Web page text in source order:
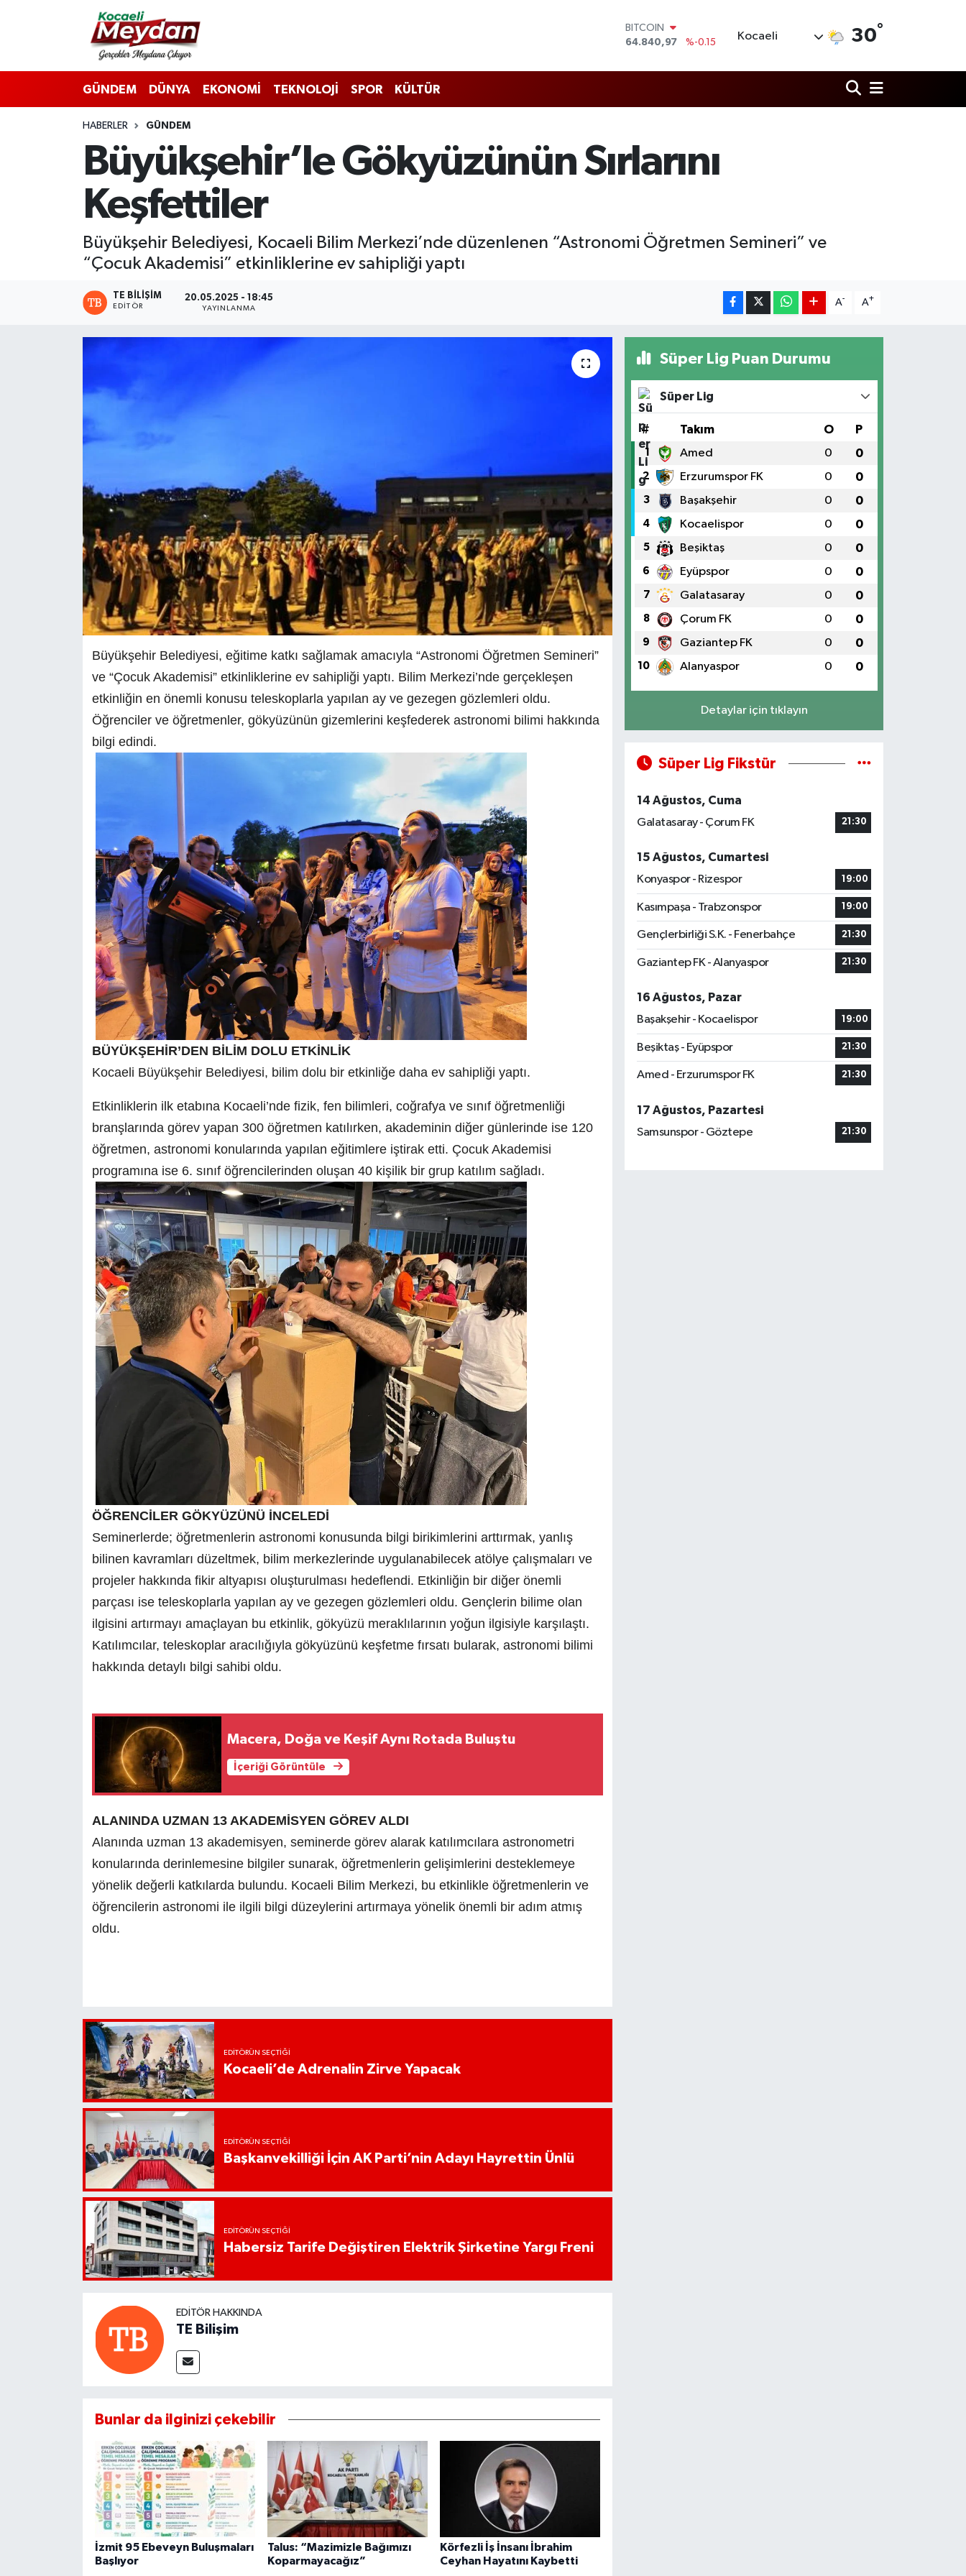
DOLAR
47,7436
%0.18
55,2510
%0.32
BİST100
13.779
%-14
BITCOIN
Kocaeli 30°
GÜNDEM DÜNYA EKONOMİ TEKNOLOJİ SPOR KÜLTÜR
HABERLER GÜNDEM
Büyükşehir’le Gökyüzünün Sırlarını
Keşfettiler
Büyükşehir Belediyesi, Kocaeli Bilim Merkezi’nde düzenlenen “Astronomi Öğretmen Semineri” ve
“Çocuk Akademisi” etkinliklerine ev sahipliği yaptı
TE BILIŞIM
EDITÖR
20.05.2025 - 18:45
YAYINLANMA
A- A+
Büyükşehir Belediyesi, eğitime katkı sağlamak amacıyla “Astronomi Öğretmen Semineri”
ve “Çocuk Akademisi” etkinliklerine ev sahipliği yaptı. Bilim Merkezi’nde gerçekleşen
etkinliğin en önemli konusu teleskoplarla yapılan ay ve gezegen gözlemleri oldu.
Öğrenciler ve öğretmenler, gökyüzünün gizemlerini keşfederek astronomi bilimi hakkında
bilgi edindi.
BÜYÜKŞEHİR’DEN BİLİM DOLU ETKİNLİK
Kocaeli Büyükşehir Belediyesi, bilim dolu bir etkinliğe daha ev sahipliği yaptı.
Etkinliklerin ilk etabına Kocaeli’nde fizik, fen bilimleri, coğrafya ve sınıf öğretmenliği
branşlarında görev yapan 300 öğretmen katılırken, akademinin diğer günlerinde ise 120
öğretmen, astronomi konularında yapılan eğitimlere iştirak etti. Çocuk Akademisi
programına ise 6. sınıf öğrencilerinden oluşan 40 kişilik bir grup katılım sağladı.
ÖĞRENCİLER GÖKYÜZÜNÜ İNCELEDİ
Seminerlerde; öğretmenlerin astronomi konusunda bilgi birikimlerini arttırmak, yanlış
bilinen kavramları düzeltmek, bilim merkezlerinde uygulanabilecek atölye çalışmaları ve
projeler hakkında fikir altyapısı oluşturulması hedeflendi. Etkinliğin bir diğer önemli
parçası ise teleskoplarla yapılan ay ve gezegen gözlemleri oldu. Gençlerin bilime olan
ilgisini artırmayı amaçlayan bu etkinlik, gökyüzü meraklılarının yoğun ilgisiyle karşılaştı.
Katılımcılar, teleskoplar aracılığıyla gökyüzünü keşfetme fırsatı bularak, astronomi bilimi
hakkında detaylı bilgi sahibi oldu.
Macera, Doğa ve Keşif Aynı Rotada Buluştu
İçeriği Görüntüle
ALANINDA UZMAN 13 AKADEMİSYEN GÖREV ALDI
Alanında uzman 13 akademisyen, seminerde görev alarak katılımcılara astronometri
konularında derinlemesine bilgiler sunarak, öğretmenlerin gelişimlerini desteklemeye
yönelik değerli katkılarda bulundu. Kocaeli Bilim Merkezi, bu etkinlikle öğretmenlerin ve
öğrencilerin astronomi ile ilgili bilgi düzeylerini artırmaya yönelik önemli bir adım atmış
oldu.
EDITÖRÜN SEÇTIĞI
Kocaeli’de Adrenalin Zirve Yapacak
EDITÖRÜN SEÇTIĞI
Başkanvekilliği İçin AK Parti’nin Adayı Hayrettin Ünlü
EDITÖRÜN SEÇTIĞI
Habersiz Tarife Değiştiren Elektrik Şirketine Yargı Freni
EDITÖR HAKKINDA
TE Bilişim
Bunlar da ilginizi çekebilir
İzmit 95 Ebeveyn Buluşmaları
Başlıyor
Talus: “Mazimizle Bağımızı
Koparmayacağız”
Körfezli İş İnsanı İbrahim
Ceyhan Hayatını Kaybetti
Süper Lig Puan Durumu
Süper Lig
# Takım O P
1 Amed 0 0
2 Erzurumspor FK 0 0
3 Başakşehir 0 0
4 Kocaelispor 0 0
5 Beşiktaş 0 0
6 Eyüpspor 0 0
7 Galatasaray 0 0
8 Çorum FK 0 0
9 Gaziantep FK 0 0
10 Alanyaspor 0 0
Detaylar için tıklayın
Süper Lig Fikstür
14 Ağustos, Cuma
Galatasaray - Çorum FK
21:30
15 Ağustos, Cumartesi
Konyaspor - Rizespor
19:00
Kasımpaşa - Trabzonspor 19:00
Gençlerbirliği S.K. - Fenerbahçe 21:30
Gaziantep FK - Alanyaspor 21:30
16 Ağustos, Pazar
Başakşehir - Kocaelispor
19:00
Beşiktaş - Eyüpspor 21:30
Amed - Erzurumspor FK 21:30
17 Ağustos, Pazartesi
Samsunspor - Göztepe
21:30
Nöbetçi Eczaneler
Hava Durumu
Trafik Durumu
Süper Lig Puan Durumu ve Fikstür
Tüm Manşetler
Son Dakika Haberleri
Haber Arşivi